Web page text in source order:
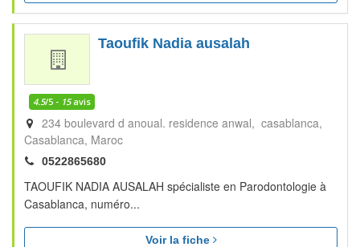
Taoufik Nadia ausalah
4.5/5 - 15avis
234 boulevard d anoual. residence anwal, casablanca
Casablanca Maroc
0522865680
TAOUFIK NADIA AUSALAH spécialiste en Parodontologie à
Casablanca, numéro...
Voir la fiche